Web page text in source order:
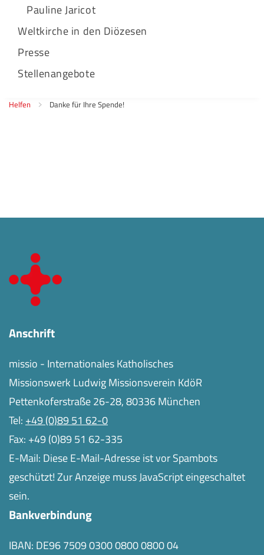
Pauline Jaricot
Weltkirche in den Diözesen
Presse
Stellenangebote
Helfen Danke für Ihre Spende!
Anschrift
missio - Internationales Katholisches
Missionswerk Ludwig Missionsverein KdöR
Pettenkoferstraße 26-28, 80336 München
Tel: +49 (0)89 51 62-0
Fax: +49 (0)89 51 62-335
E-Mail: Diese E-Mail-Adresse ist vor Spambots
geschützt! Zur Anzeige muss JavaScript eingeschaltet
sein.
Bankverbindung
IBAN: DE96 7509 0300 0800 0800 04